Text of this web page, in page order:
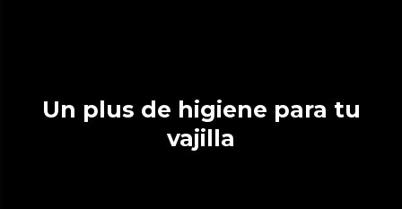
Un plus de higiene para tu
vajilla